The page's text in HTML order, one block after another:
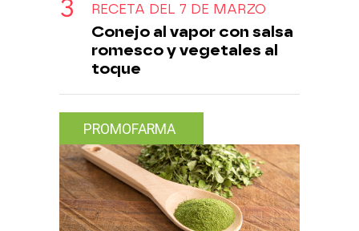
RECETA DEL 7 DE MARZO
Conejo al vapor con salsa
romesco y vegetales al
toque
PROMOFARMA